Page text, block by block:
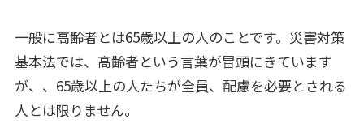
一般に高齢者とは65歳以上の人のことです。災害対策
基本法では、高齢者という言葉が冒頭にきています
が、、65歳以上の人たちが全員、配慮を必要とされる
人とは限りません。